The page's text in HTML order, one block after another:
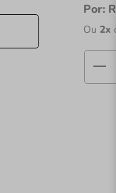
Por:
Ou 2x